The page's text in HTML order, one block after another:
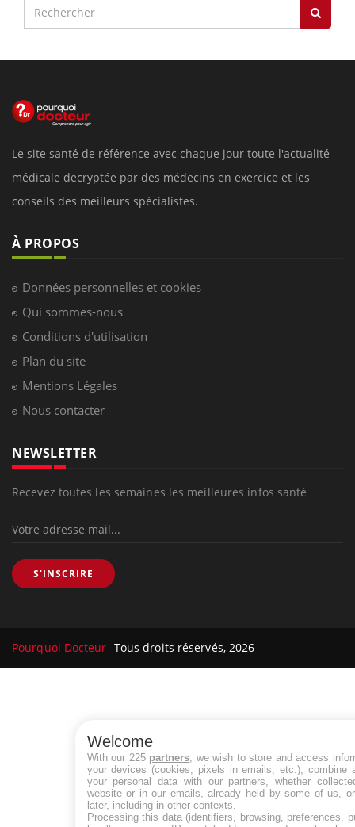
Le site santé de référence avec chaque jour toute l'actualité
médicale decryptée par des médecins en exercice et les
conseils des meilleurs spécialistes.
À PROPOS
Données personnelles et cookies
Qui sommes-nous
Conditions d'utilisation
Plan du site
Mentions Légales
Nous contacter
NEWSLETTER
Recevez toutes les semaines les meilleures infos santé
S'INSCRIRE
Pourquoi Docteur Tous droits réservés, 2026
Welcome
With our 225 partners , we wish to store and access
your devices (cookies, pixels in emails, etc.), combine
your personal data with our partners, whether
website or in our emails, already held by some of us,
later, including in other contexts.
Processing this data (identifiers, browsing, preferences,